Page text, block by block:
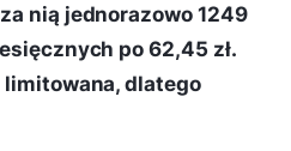
nią jednorazowo 1249
po 62,45 zł.
dlatego